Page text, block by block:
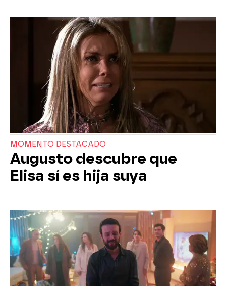
MOMENTO DESTACADO
Augusto descubre que
Elisa sí es hija suya